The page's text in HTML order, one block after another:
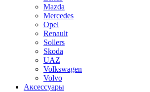
Mazda
Mercedes
Opel
Renault
Sollers
Skoda
UAZ
Volkswagen
Volvo
Аксессуары